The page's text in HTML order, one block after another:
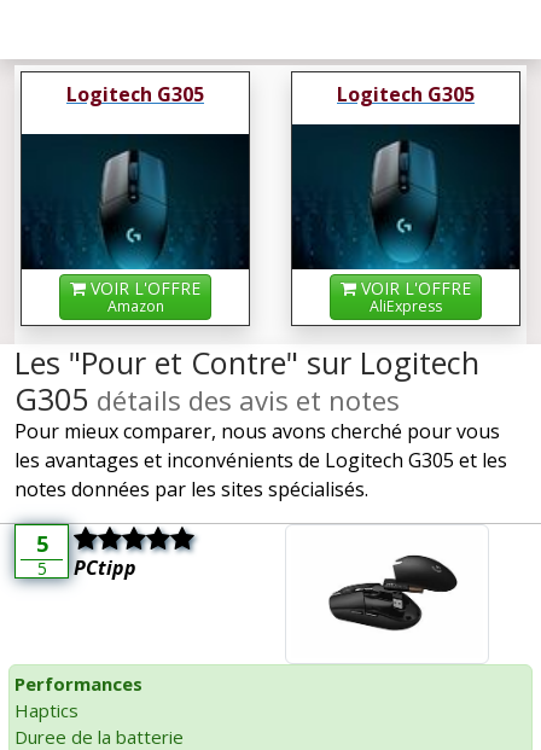
Logitech G305
VOIR L'OFFRE
Amazon
Logitech G305
VOIR L'OFFRE
AliExpress
Les "Pour et Contre" sur Logitech
G305 détails des avis et notes
Pour mieux comparer, nous avons cherché pour vous
les avantages et inconvénients de Logitech G305 et les
notes données par les sites spécialisés.
5
5 PCtipp
Performances
Haptics
Duree de la batterie